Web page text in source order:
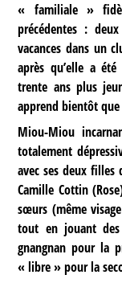
« familiale »
précédentes :
vacances dans un
après qu’elle a
trente ans plus
apprend bientôt
Miou-Miou
totalement
avec ses deux filles
Camille Cottin
sœurs (même
tout en jouant des
gnangnan pour la
« libre » pour la